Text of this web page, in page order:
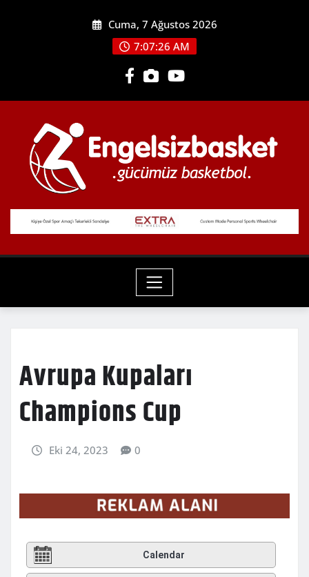
Cuma, 7 Ağustos 2026
7:07:27 AM
Avrupa Kupaları
Champions Cup
Eki 24, 2023 0
Calendar